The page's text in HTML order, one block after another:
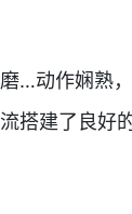
动作娴熟，
建了良好